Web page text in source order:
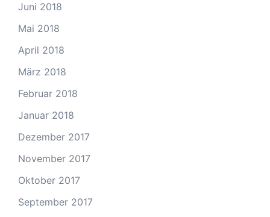
Juni 2018
Mai 2018
April 2018
März 2018
Februar 2018
Januar 2018
Dezember 2017
November 2017
Oktober 2017
September 2017